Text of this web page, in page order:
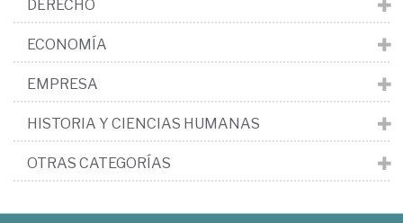
DERECHO
ECONOMÍA
EMPRESA
HISTORIA Y CIENCIAS HUMANAS
OTRAS CATEGORÍAS